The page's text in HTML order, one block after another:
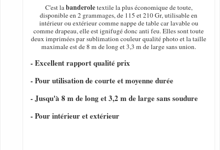
C'est labanderoletextile la plus économique de toute,
disponible en 2 grammages, de 115 et 210 Gr, utilisable en
intérieur ou extérieur comme nappe de table car lavable ou
comme drapeau, elle est ignifugé donc anti feu. Elles sont toute
deux imprimées par sublimation couleur qualité photo et la taille
maximale est de 8 m de long et 3,3 m de large sans union.
- Excellent rapport qualité prix
- Pour utilisation de courte et moyenne durée
- Jusqu'à 8 m de long et 3,2 m de large sans soudure
- Pour intérieur et extérieur